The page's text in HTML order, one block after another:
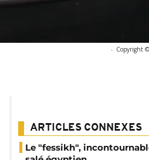
- Copyright
ARTICLES CONNEXES
Le "fessikh",